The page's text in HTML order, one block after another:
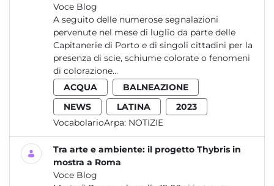
Voce Blog
A seguito delle numerose segnalazioni
pervenute nel mese di luglio da parte delle
Capitanerie di Porto e di singoli cittadini per la
presenza di scie, schiume colorate o fenomeni
di colorazione...
ACQUA
BALNEAZIONE
NEWS
LATINA
2023
VocabolarioArpa: NOTIZIE
Tra arte e ambiente: il progetto Thybris in
mostra a Roma
Voce Blog